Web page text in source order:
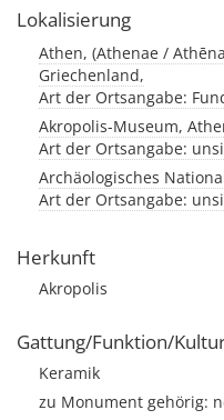
Lokalisierung
Athen, (Athenae /
Griechenland,
Art der Ortsangabe:
Akropolis-Museum,
Art der Ortsangabe:
Archäologisches
Art der Ortsangabe:
Herkunft
Akropolis
Gattung/Funktion/
Keramik
zu Monument gehörig: